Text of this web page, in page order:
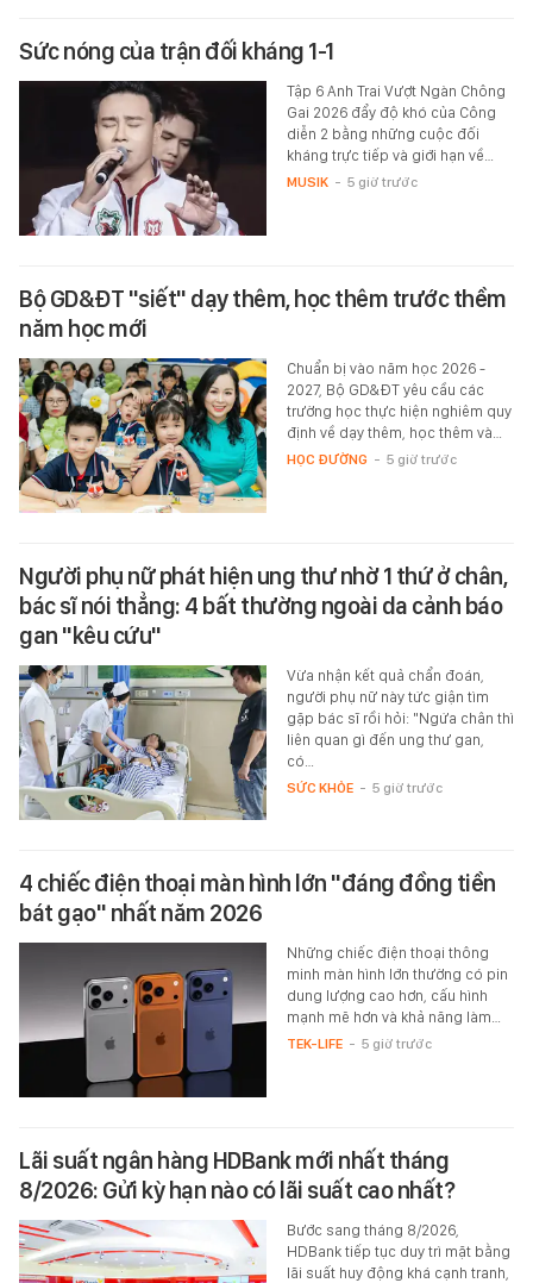
Sức nóng của trận đối kháng 1-1
Tập 6 Anh Trai Vượt Ngàn Chông
Gai 2026 đẩy độ khó của Công
diễn 2 bằng những cuộc đối
kháng trực tiếp và giới hạn về…
MUSIK - 5 giờ trước
Bộ GD&ĐT "siết" dạy thêm, học thêm trước thềm
năm học mới
Chuẩn bị vào năm học 2026 -
2027, Bộ GD&ĐT yêu cầu các
trường học thực hiện nghiêm quy
định về dạy thêm, học thêm và…
HỌC ĐƯỜNG - 5 giờ trước
Người phụ nữ phát hiện ung thư nhờ 1 thứ ở chân,
bác sĩ nói thẳng: 4 bất thường ngoài da cảnh báo
gan "kêu cứu"
Vừa nhận kết quả chẩn đoán,
người phụ nữ này tức giận tìm
gặp bác sĩ rồi hỏi: "Ngứa chân thì
liên quan gì đến ung thư gan,
có…
SỨC KHỎE - 5 giờ trước
4 chiếc điện thoại màn hình lớn "đáng đồng tiền
bát gạo" nhất năm 2026
Những chiếc điện thoại thông
minh màn hình lớn thường có pin
dung lượng cao hơn, cấu hình
mạnh mẽ hơn và khả năng làm…
TEK-LIFE - 5 giờ trước
Lãi suất ngân hàng HDBank mới nhất tháng
8/2026: Gửi kỳ hạn nào có lãi suất cao nhất?
Bước sang tháng 8/2026,
HDBank tiếp tục duy trì mặt bằng
lãi suất huy động khá cạnh tranh,